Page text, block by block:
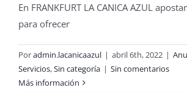
En FRANKFURT LA CANICA AZUL
para ofrecer
Poradmin.lacanicaazul | abril 6th, 2022 |
Servicios,Sin categoría | Sin comentarios
Más información